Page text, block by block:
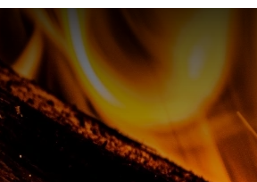
ARTICLES
TUTOS ET VIDÉOS